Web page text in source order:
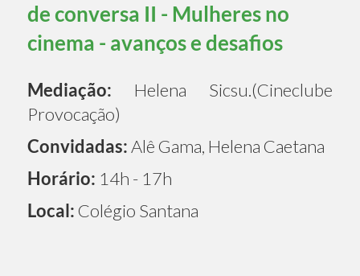
de conversa II - Mulheres no
cinema - avanços e desafios
Mediação: Helena Sicsu.(Cineclube
Provocação)
Convidadas:Alê Gama, Helena Caetana
Horário: 14h - 17h
Local: Colégio Santana